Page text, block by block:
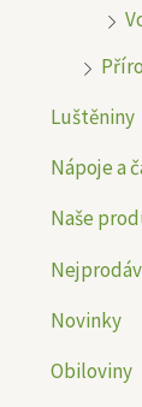
Luštěniny
Nápoje a
Naše
Novinky
Obiloviny